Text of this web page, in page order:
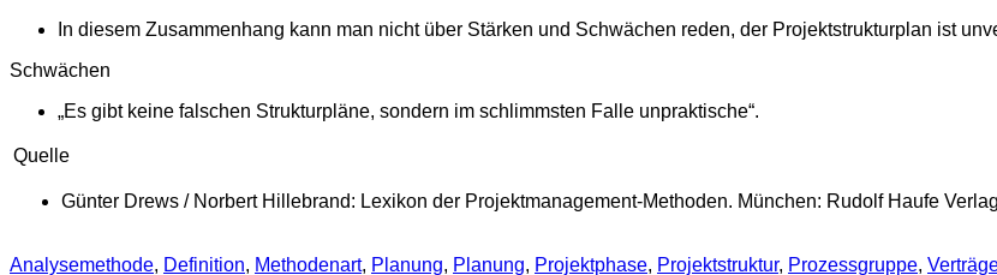
In diesem Zusammenhang kann man nicht über Stärken und Schwächen reden, der Projektstrukturplan ist
Schwächen
„Es gibt keine falschen Strukturpläne, sondern im schlimmsten Falle unpraktische“.
Quelle
Günter Drews / Norbert Hillebrand: Lexikon der Projektmanagement-Methoden. München: Rudolf Haufe
Analysemethode, Definition, Methodenart, Planung, Planung, Projektphase, Projektstruktur, Prozessgruppe,